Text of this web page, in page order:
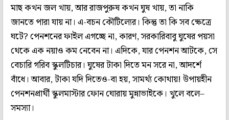
মাছ কখন জল খায়, আর রাজপুরুষ কখন ঘুষ খায়, তা নাকি
জানতে পারা যায় না। এ-বচন কৌটিল্যের। কিন্তু তা কি সব ক্ষেত্রে
ঘটে? পেনশনের ফাইল এগচ্ছে না, কারণ, সরকারিবাবু ঘুষের পয়সা
থেকে এক নয়াও কম নেবেন না। এদিকে, যার পেনশন আটকে, সে
বেচারি গরিব স্কুলটিচার। ঘুষের টাকা দিতে মন সরে না, আদর্শে
বাঁধে। আবার, টাকা যদি দিতেও-বা হয়, সামর্থ্য কোথায়! উপায়হীন
পেনশনপ্রার্থী স্কুলমাস্টার ফোন ঘোরায় মুন্নাভাইকে। খুলে বলে–
সমস্যা।